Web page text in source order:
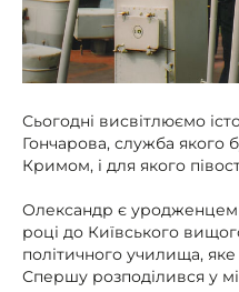
Сьогодні висвітлюємо
Гончарова, служба якого
Кримом, і для якого
Олександр є уродженцем
році до Київського
політичного училища, яке
Спершу розподілився у